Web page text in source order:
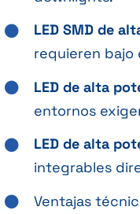
LED SMD de
requieren bajo
LED de alta
entornos
LED de alta
integrables
Ventajas